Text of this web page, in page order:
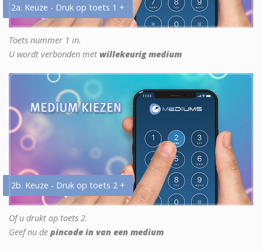
2a. Keuze - Druk op toets 1 +
Toets nummer 1 in.
U wordt verbonden met willekeurig medium
2b. Keuze - Druk op toets 2 +
Of u drukt op toets 2.
Geef nu de pincode in van een medium